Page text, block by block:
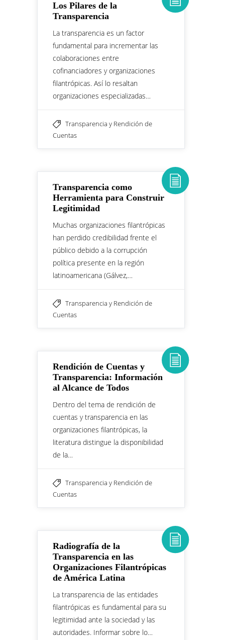
Los Pilares de la
Transparencia
La transparencia es un factor
fundamental para incrementar las
colaboraciones entre
cofinanciadores y organizaciones
filantrópicas. Así lo resaltan
organizaciones especializadas…
Transparencia y Rendición de
Cuentas
Transparencia como
Herramienta para Construir
Legitimidad
Muchas organizaciones filantrópicas
han perdido credibilidad frente el
público debido a la corrupción
política presente en la región
latinoamericana (Gálvez,…
Transparencia y Rendición de
Cuentas
Rendición de Cuentas y
Transparencia: Información
al Alcance de Todos
Dentro del tema de rendición de
cuentas y transparencia en las
organizaciones filantrópicas, la
literatura distingue la disponibilidad
de la…
Transparencia y Rendición de
Cuentas
Radiografía de la
Transparencia en las
Organizaciones Filantrópicas
de América Latina
La transparencia de las entidades
filantrópicas es fundamental para su
legitimidad ante la sociedad y las
autoridades. Informar sobre lo…